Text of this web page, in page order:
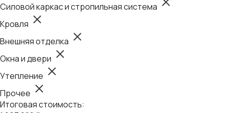
Силовой каркас и стропильная система
Кровля
Внешняя отделка
Окна и двери
Утепление
Прочее
Итоговая стоимость: